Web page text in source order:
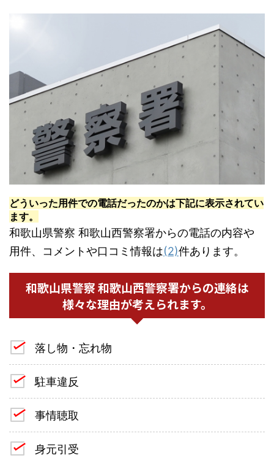
どういった用件での電話だったのかは下記に表示されてい
ます。
和歌山県警察 和歌山西警察署からの電話の内容や
用件、コメントや口コミ情報は(2)件あります。
和歌山県警察 和歌山西警察署からの連絡は
様々な理由が考えられます。
落し物・忘れ物
駐車違反
事情聴取
身元引受